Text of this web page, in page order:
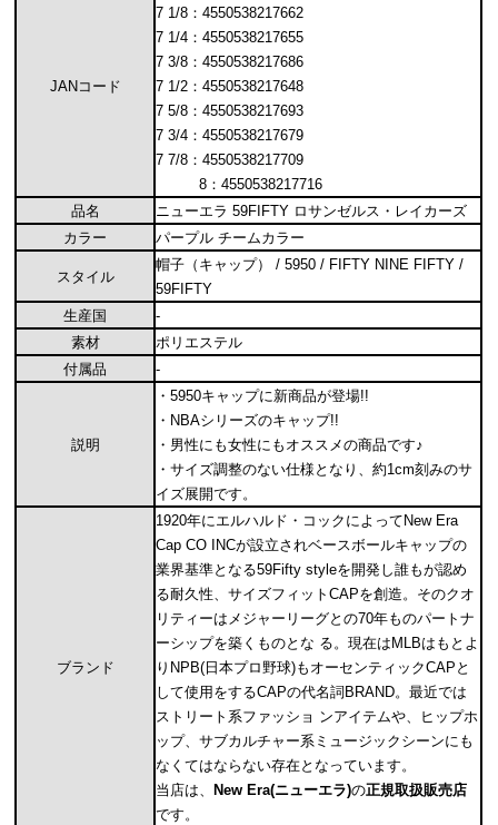
JANコード
7 1/8：4550538217662
7 1/4：4550538217655
7 3/8：4550538217686
7 1/2：4550538217648
7 5/8：4550538217693
7 3/4：4550538217679
7 7/8：4550538217709
8：4550538217716
品名
ニューエラ 59FIFTY ロサンゼルス・レイカーズ
カラー
パープル チームカラー
スタイル
帽子（キャップ） / 5950 / FIFTY NINE FIFTY /
59FIFTY
生産国
-
素材
ポリエステル
付属品
-
説明
・5950キャップに新商品が登場!!
・NBAシリーズのキャップ!!
・男性にも女性にもオススメの商品です♪
・サイズ調整のない仕様となり、約1cm刻みのサ
イズ展開です。
ブランド
1920年にエルハルド・コックによってNew Era
Cap CO INCが設立されベースボールキャップの
業界基準となる59Fifty styleを開発し誰もが認め
る耐久性、サイズフィットCAPを創造。そのクオ
リティーはメジャーリーグとの70年ものパートナ
ーシップを築くものとな る。現在はMLBはもとよ
りNPB(日本プロ野球)もオーセンティックCAPと
して使用をするCAPの代名詞BRAND。最近では
ストリート系ファッショ ンアイテムや、ヒップホ
ップ、サブカルチャー系ミュージックシーンにも
なくてはならない存在となっています。
当店は、
New Era(ニューエラ)の正規取扱販売店
です。